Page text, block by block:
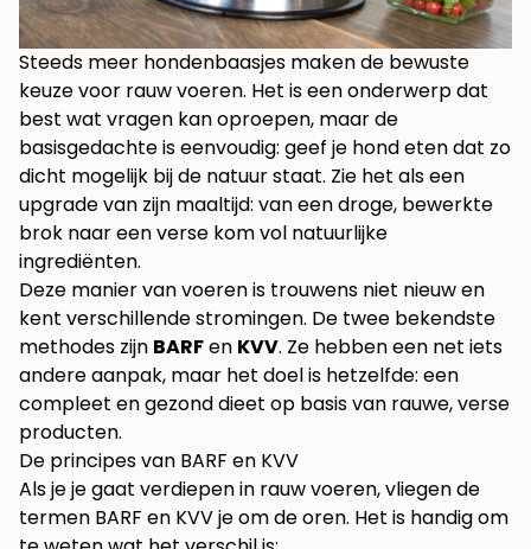
Steeds meer hondenbaasjes maken de bewuste
keuze voor rauw voeren. Het is een onderwerp dat
best wat vragen kan oproepen, maar de
basisgedachte is eenvoudig: geef je hond eten dat zo
dicht mogelijk bij de natuur staat. Zie het als een
upgrade van zijn maaltijd: van een droge, bewerkte
brok naar een verse kom vol natuurlijke
ingrediënten.
Deze manier van voeren is trouwens niet nieuw en
kent verschillende stromingen. De twee bekendste
methodes zijn BARFen KVV. Ze hebben een net iets
andere aanpak, maar het doel is hetzelfde: een
compleet en gezond dieet op basis van rauwe, verse
producten.
De principes van BARF en KVV
Als je je gaat verdiepen in rauw voeren, vliegen de
termen BARF en KVV je om de oren. Het is handig om